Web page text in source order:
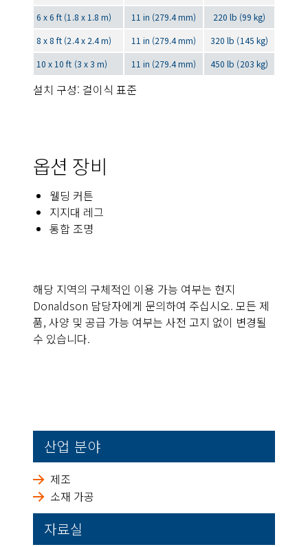
6 x 6 ft (1.8 x 1.8 m)
11 in (279.4 mm)
220 lb (99 kg)
8 x 8 ft (2.4 x 2.4 m)
11 in (279.4 mm)
320 lb (145 kg)
10 x 10 ft (3 x 3 m)
11 in (279.4 mm) 450 lb (203 kg)
설치 구성: 걸이식 표준
옵션 장비
웰딩 커튼
지지대 레그
통합 조명
해당 지역의 구체적인 이용 가능 여부는 현지
Donaldson 담당자에게 문의하여 주십시오. 모든 제
품, 사양 및 공급 가능 여부는 사전 고지 없이 변경될
수 있습니다.
산업 분야
제조
소재 가공
자료실